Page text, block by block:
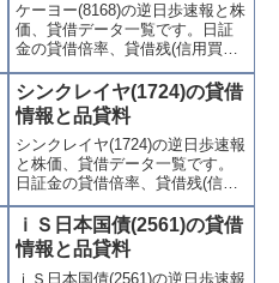
ケーヨー(8168)の逆日歩速報と株
価、貸借データ一覧です。日証
金の貸借倍率、貸借残(信用買
残、信用売残)、品貸料(逆日
歩)、東証の週末残高、規制(注意
喚起・申込停止)など、空売り関
連情報を集計し、図解でわかり
やすくまとめて掲載していま
す。
シンクレイヤ(1724)の貸借
情報と品貸料
シンクレイヤ(1724)の逆日歩速報
と株価、貸借データ一覧です。
日証金の貸借倍率、貸借残(信用
買残、信用売残)、品貸料(逆日
歩)、東証の週末残高、規制(注意
喚起・申込停止)など、空売り関
連情報を集計し、図解でわかり
やすくまとめて掲載していま
ｉＳ日本国債(2561)の貸借
情報と品貸料
ｉＳ日本国債(2561)の逆日歩速報